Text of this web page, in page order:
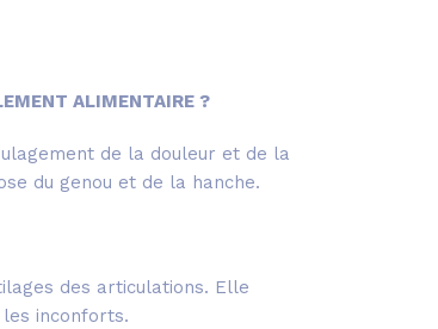
ALIMENTAIRE ?
de la douleur et de la
du genou et de la hanche.
des articulations. Elle
inconforts.